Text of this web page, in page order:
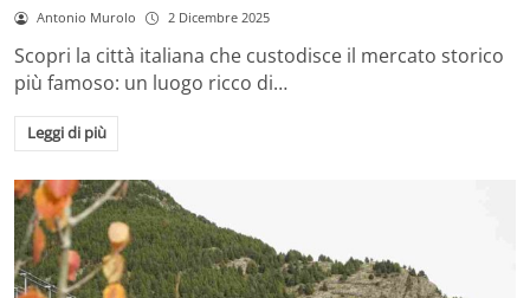
Antonio Murolo 2 Dicembre 2025
Scopri la città italiana che custodisce il mercato storico
più famoso: un luogo ricco di…
Leggi di più